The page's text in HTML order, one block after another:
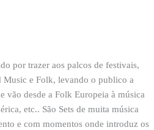
por trazer aos palcos de festivais,
Music e Folk, levando o publico a
vão desde a Folk Europeia à música
etc.. São Sets de muita música
e com momentos onde introduz os